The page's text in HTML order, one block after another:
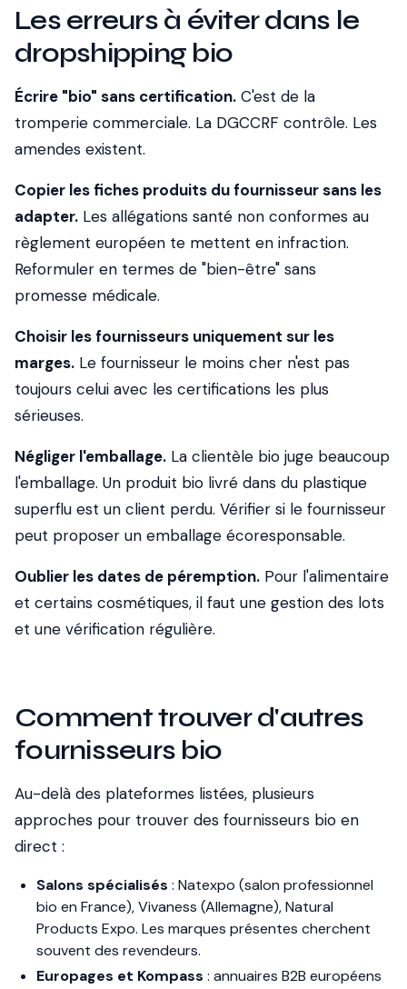
Les erreurs à éviter dans le
dropshipping bio
Écrire "bio" sans certification. C'est de la
tromperie commerciale. La DGCCRF contrôle. Les
amendes existent.
Copier les fiches produits du fournisseur sans les
adapter. Les allégations santé non conformes au
règlement européen te mettent en infraction.
Reformuler en termes de "bien-être" sans
promesse médicale.
Choisir les fournisseurs uniquement sur les
marges. Le fournisseur le moins cher n'est pas
toujours celui avec les certifications les plus
sérieuses.
Négliger l'emballage. La clientèle bio juge beaucoup
l'emballage. Un produit bio livré dans du plastique
superflu est un client perdu. Vérifier si le fournisseur
peut proposer un emballage écoresponsable.
Oublier les dates de péremption. Pour l'alimentaire
et certains cosmétiques, il faut une gestion des lots
et une vérification régulière.
Comment trouver d'autres
fournisseurs bio
Au-delà des plateformes listées, plusieurs
approches pour trouver des fournisseurs bio en
direct :
Salons spécialisés : Natexpo (salon professionnel
bio en France), Vivaness (Allemagne), Natural
Products Expo. Les marques présentes cherchent
souvent des revendeurs.
Europages et Kompass : annuaires B2B européens